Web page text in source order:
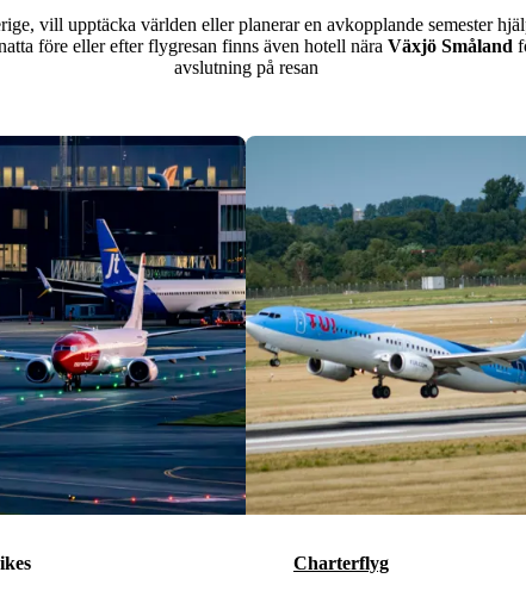
vill upptäcka världen eller planerar en avkopplande semester
före eller efter flygresan finns även hotell nära Växjö Småland
avslutning på resan
Charterflyg